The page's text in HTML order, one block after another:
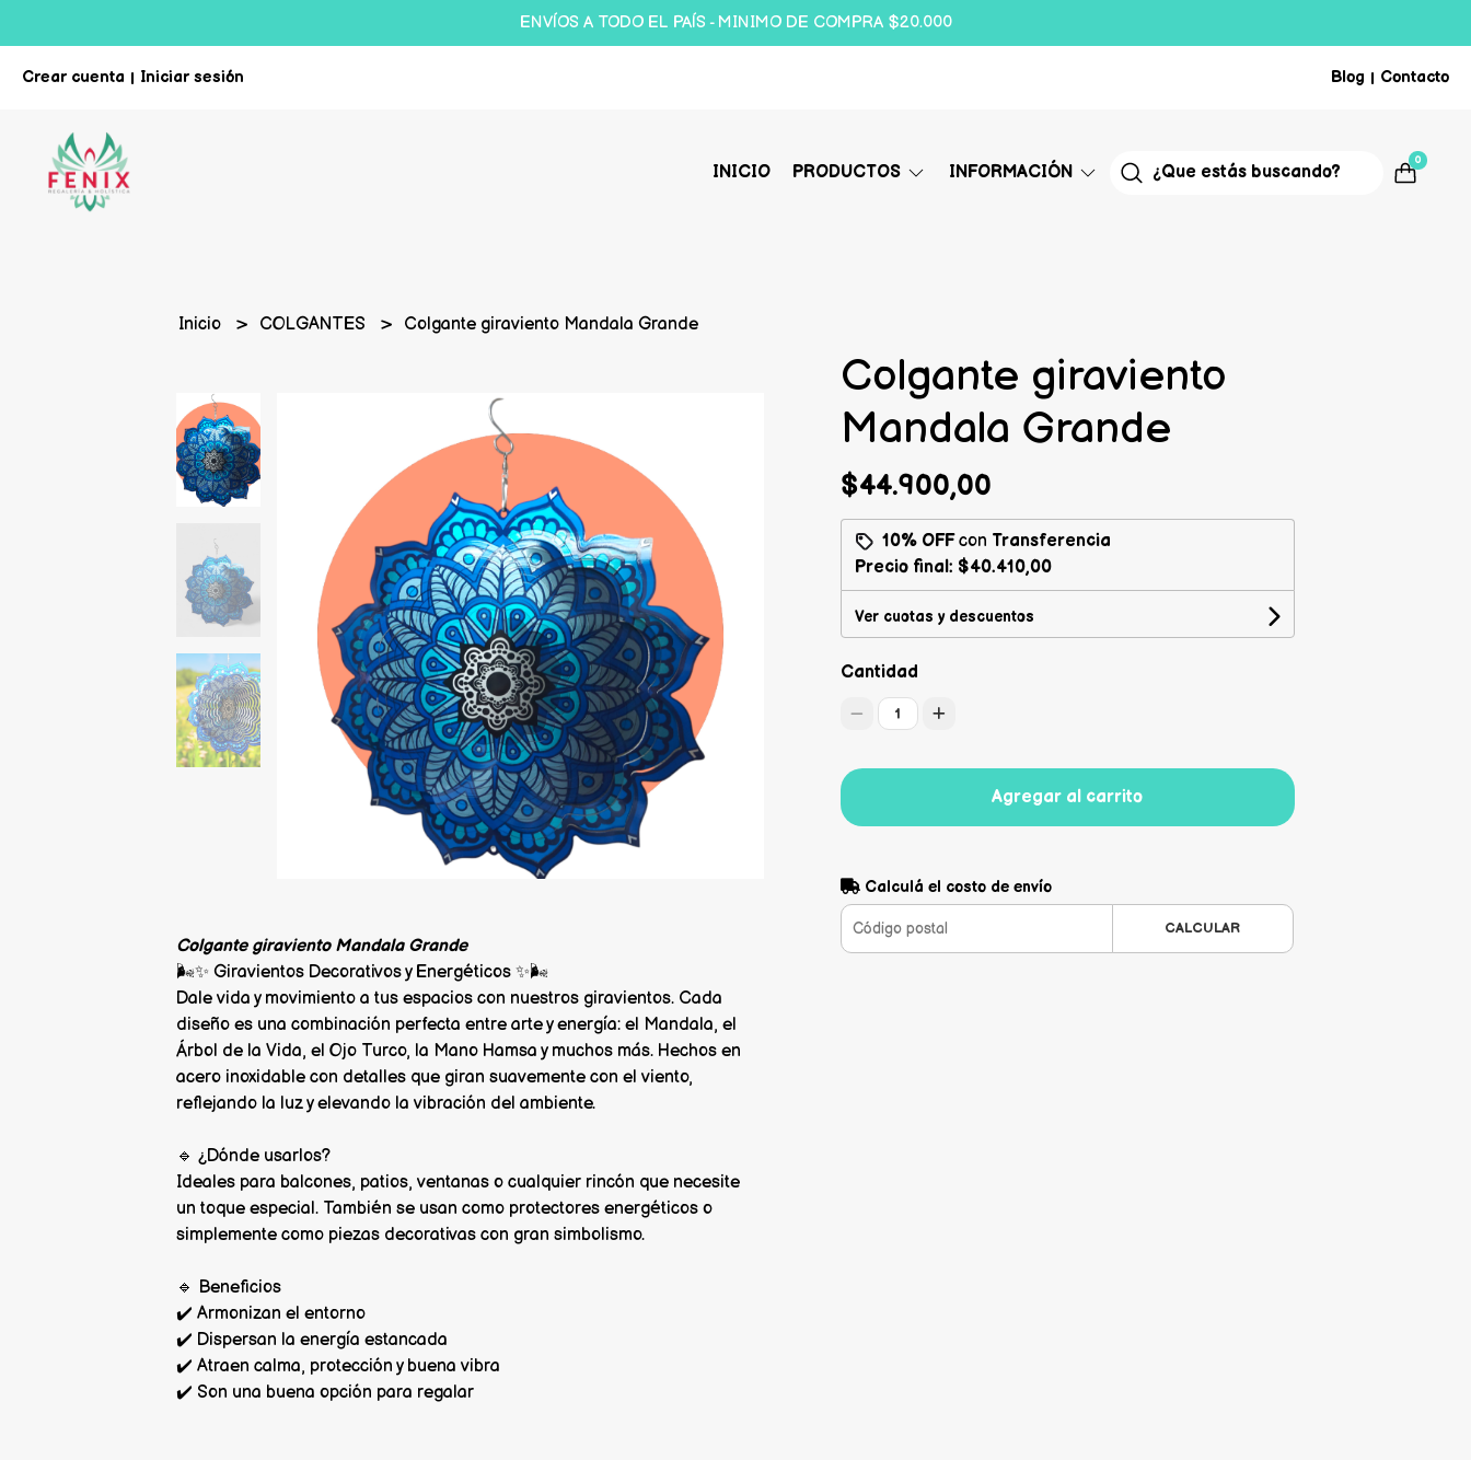
ENVÍOS A TODO EL PAÍS - MINIMO DE COMPRA $20.000
Crear cuenta | Iniciar sesión Blog | Contacto
INICIO PRODUCTOS INFORMACIÓN
0
Inicio COLGANTES Colgante giraviento Mandala Grande
Colgante giraviento Mandala Grande
🌬️✨ Giravientos Decorativos y Energéticos ✨🌬️
Dale vida y movimiento a tus espacios con nuestros giravientos. Cada
diseño es una combinación perfecta entre arte y energía: el Mandala, el
Árbol de la Vida, el Ojo Turco, la Mano Hamsa y muchos más. Hechos en
acero inoxidable con detalles que giran suavemente con el viento,
reflejando la luz y elevando la vibración del ambiente.
🔹 ¿Dónde usarlos?
Ideales para balcones, patios, ventanas o cualquier rincón que necesite
un toque especial. También se usan como protectores energéticos o
simplemente como piezas decorativas con gran simbolismo.
🔹 Beneficios
✔️ Armonizan el entorno
✔️ Dispersan la energía estancada
✔️ Atraen calma, protección y buena vibra
✔️ Son una buena opción para regalar
Colgante giraviento
Mandala Grande
$44.900,00
10% OFFcon Transferencia
Precio final: $40.410,00
Ver cuotas y descuentos
Cantidad
1
Agregar al carrito
Calculá el costo de envío
CALCULAR